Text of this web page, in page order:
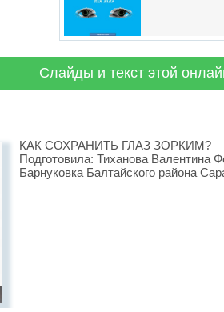
Слайды и текст этой
КАК СОХРАНИТЬ ГЛАЗ ЗОРКИМ?
Подготовила: Тиханова
Барнуковка Балтайского района